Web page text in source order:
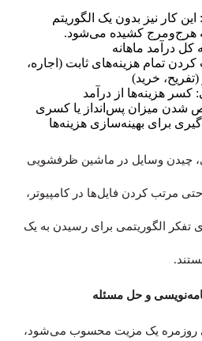
کار نیز بدون یک الگوریتم
کشیده می‌شود.
درآمد ماهانه
تمام هزینه‌های ثابت (اجاره،
خرید)
هزینه‌ها از درآمد
میزان پس‌انداز یا کسری
برای بهینه‌سازی هزینه‌ها
چیدن وسایل در ماشین ظرفشویی
حتی مرتب کردن فایل‌ها در کامپیوتر،
تفکر الگوریتمی برای رسیدن به یک
و حل مسئله
روزمره یک مزیت محسوب می‌شود،